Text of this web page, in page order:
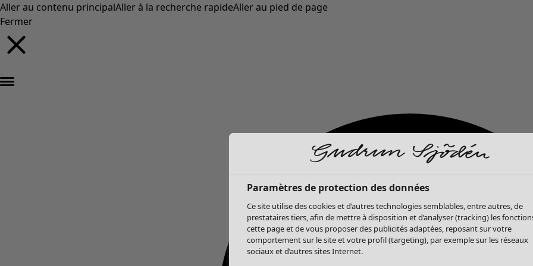
Aller au contenu principalAller à la recherche rapideAller au pied de page
Fermer
Paramètres de protection des données
Ce site utilise des cookies et d’autres technologies semblables, entre autres, de
prestataires tiers, afin de mettre à disposition et d’analyser (tracking) les
cette page et de vous proposer des publicités adaptées, reposant sur votre
comportement sur le site et votre profil (targeting), par exemple sur les réseaux
sociaux et d’autres sites Internet.